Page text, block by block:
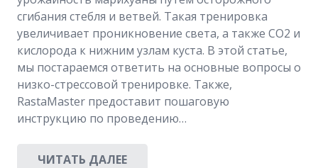
cгибания стебля и ветвей. Такая тренировка
увеличивает проникновение света, а также CO2 и
кислорода к нижним узлам куста. В этой статье,
мы постараемся ответить на основные вопросы о
низко-стрессовой тренировке. Также,
RastaMaster предоставит пошаговую
инструкцию по проведению…
ЧИТАТЬ ДАЛЕЕ